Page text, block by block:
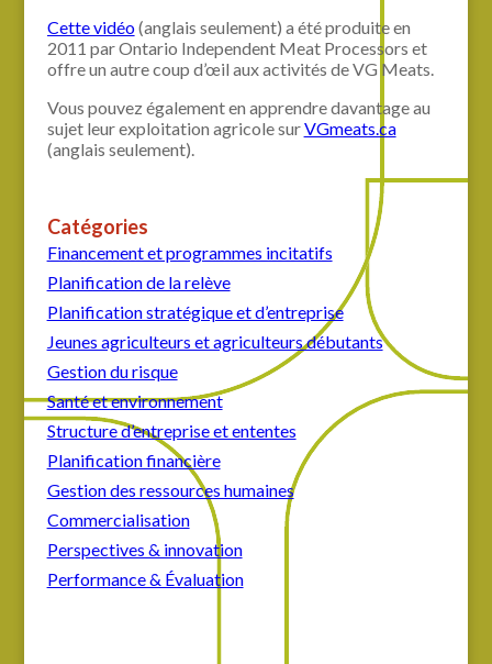
Cette vidéo(anglais seulement) a été produite en
2011 par Ontario Independent Meat Processors et
offre un autre coup d’œil aux activités de VG Meats.
Vous pouvez également en apprendre davantage au
sujet leur exploitation agricole surVGmeats.ca
(anglais seulement).
Catégories
Financement et programmes incitatifs
Planification de la relève
Planification stratégique et d’entreprise
Jeunes agriculteurs et agriculteurs débutants
Gestion du risque
Santé et environnement
Structure d’entreprise et ententes
Planification financière
Gestion des ressources humaines
Commercialisation
Perspectives & innovation
Performance & Évaluation